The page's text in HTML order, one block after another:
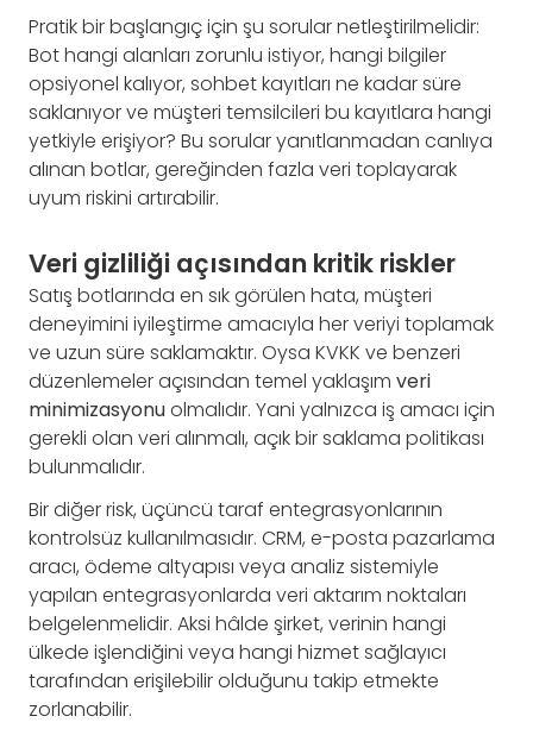
Pratik bir başlangıç için şu sorular netleştirilmelidir:
Bot hangi alanları zorunlu istiyor, hangi bilgiler
opsiyonel kalıyor, sohbet kayıtları ne kadar süre
saklanıyor ve müşteri temsilcileri bu kayıtlara hangi
yetkiyle erişiyor? Bu sorular yanıtlanmadan canlıya
alınan botlar, gereğinden fazla veri toplayarak
uyum riskini artırabilir.
Veri gizliliği açısından kritik riskler
Satış botlarında en sık görülen hata, müşteri
deneyimini iyileştirme amacıyla her veriyi toplamak
ve uzun süre saklamaktır. Oysa KVKK ve benzeri
düzenlemeler açısından temel yaklaşım veri
minimizasyonuolmalıdır. Yani yalnızca iş amacı için
gerekli olan veri alınmalı, açık bir saklama politikası
bulunmalıdır.
Bir diğer risk, üçüncü taraf entegrasyonlarının
kontrolsüz kullanılmasıdır. CRM, e-posta pazarlama
aracı, ödeme altyapısı veya analiz sistemiyle
yapılan entegrasyonlarda veri aktarım noktaları
belgelenmelidir. Aksi hâlde şirket, verinin hangi
ülkede işlendiğini veya hangi hizmet sağlayıcı
tarafından erişilebilir olduğunu takip etmekte
zorlanabilir.